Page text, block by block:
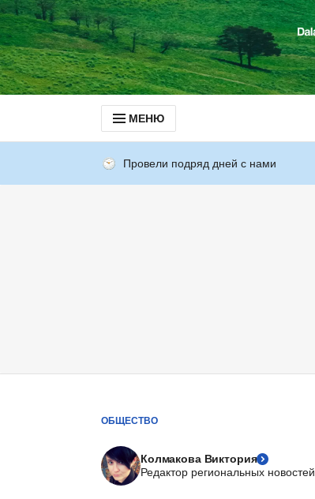
МЕНЮ
Провели подряд дней с нами
ОБЩЕСТВО
Колмакова Виктория
Редактор региональных новостей